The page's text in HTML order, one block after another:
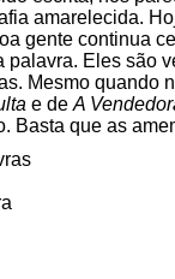
amarelecida.
gente continua
palavra. Eles são
Mesmo quando
e de A
Basta que as